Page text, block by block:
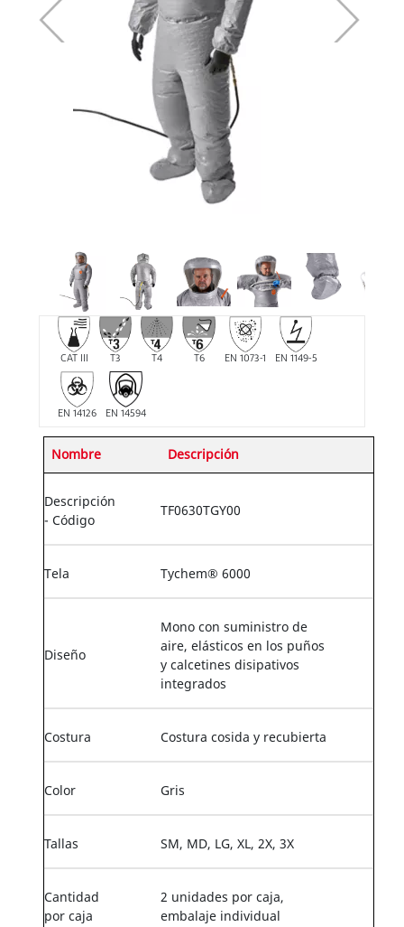
CAT III T3 T4 T6 EN 1073-1 EN 1149-5
EN 14126 EN 14594
Nombre Descripción
Descripción
- Código
TF0630TGY00
Tela Tychem® 6000
Diseño
Mono con suministro de
aire, elásticos en los puños
y calcetines disipativos
integrados
Costura Costura cosida y recubierta
Color Gris
Tallas SM, MD, LG, XL, 2X, 3X
Cantidad
por caja
2 unidades por caja,
embalaje individual